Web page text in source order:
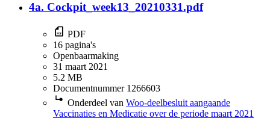
4a. Cockpit_week13_20210331.pdf
PDF
16 pagina's
Openbaarmaking
31 maart 2021
5.2 MB
Documentnummer 1266603
Onderdeel van Woo-deelbesluit aangaande
Vaccinaties en Medicatie over de periode maart 2021